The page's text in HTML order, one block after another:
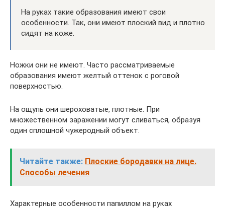
На руках такие образования имеют свои
особенности. Так, они имеют плоский вид и плотно
сидят на коже.
Ножки они не имеют. Часто рассматриваемые
образования имеют желтый оттенок с роговой
поверхностью.
На ощупь они шероховатые, плотные. При
множественном заражении могут сливаться, образуя
один сплошной чужеродный объект.
Читайте также: Плоские бородавки на лице.
Способы лечения
Характерные особенности папиллом на руках